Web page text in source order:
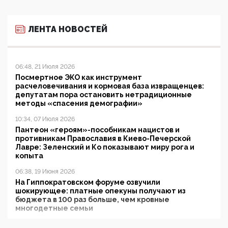
ЛЕНТА НОВОСТЕЙ
06:48, 21 Июля 2026
Посмертное ЭКО как инструмент
расчеловечивания и кормовая база извращенцев:
депутатам пора остановить нетрадиционные
методы «спасения демографии»
10:34, 07 Июля 2026
Пантеон «героям»-пособникам нацистов и
противникам Православия в Киево-Печерской
Лавре: Зеленский и Ко показывают миру рога и
копыта
06:38, 19 Июня 2026
На Гиппократовском форуме озвучили
шокирующее: платные опекуны получают из
бюджета в 100 раз больше, чем кровные
многодетные семьи